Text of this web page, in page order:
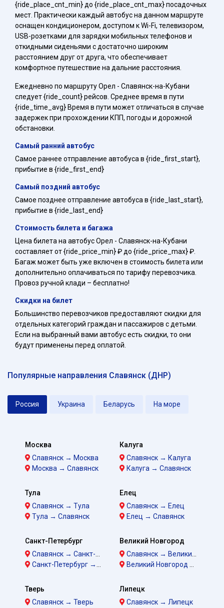
{ride_place_cnt_min} до {ride_place_cnt_max} посадочных
мест. Практически каждый автобус на данном маршруте
оснащен кондиционером, доступом к Wi-Fi, телевизором,
USB-розетками для зарядки мобильных телефонов и
откидными сиденьями с достаточно широким
расстоянием друг от друга, что обеспечивает
комфортное путешествие на дальние расстояния.
Ежедневно по маршруту Орел - Славянск-на-Кубани
следует {ride_count} рейсов. Среднее время в пути
{ride_time_avg} Время в пути может отличаться в случае
задержек при прохождении КПП, погоды и дорожной
обстановки.
Самый ранний автобус
Самое раннее отправление автобуса в {ride_first_start},
прибытие в {ride_first_end}
Самый поздний автобус
Самое позднее отправление автобуса в {ride_last_start},
прибытие в {ride_last_end}
Стоимость билета и багажа
Цена билета на автобус Орел - Славянск-на-Кубани
составляет от {ride_price_min} ₽ до {ride_price_max} ₽.
Багаж может быть уже включен в стоимость билета или
дополнительно оплачиваться по тарифу перевозчика.
Провоз ручной клади – бесплатно!
Скидки на билет
Большинство перевозчиков предоставляют скидки для
отдельных категорий граждан и пассажиров с детьми.
Если на выбранный вами автобус есть скидки, то они
будут применены перед оплатой.
Популярные направления Славянск (ДНР)
Россия Украина Беларусь На море
Москва
Славянск → Москва
Москва → Славянск
Калуга
Славянск → Калуга
Калуга → Славянск
Тула
Славянск → Тула
Тула → Славянск
Елец
Славянск → Елец
Елец → Славянск
Санкт-Петербург
Славянск → Санкт-Петербург
Санкт-Петербург → Славянск
Великий Новгород
Славянск → Великий Новгород
Великий Новгород → Славянск
Тверь
Славянск → Тверь
Липецк
Славянск → Липецк